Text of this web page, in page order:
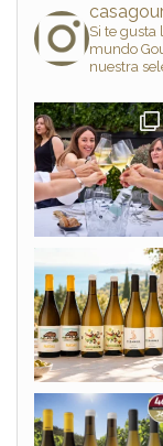
Si te gusta
mundo
nuestra